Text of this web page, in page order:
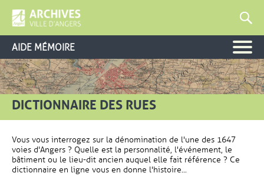
AIDE MÉMOIRE
DICTIONNAIRE DES RUES
Vous vous interrogez sur la dénomination de l'une des 1647
voies d'Angers ? Quelle est la personnalité, l'événement, le
bâtiment ou le lieu-dit ancien auquel elle fait référence ? Ce
dictionnaire en ligne vous en donne l'histoire...